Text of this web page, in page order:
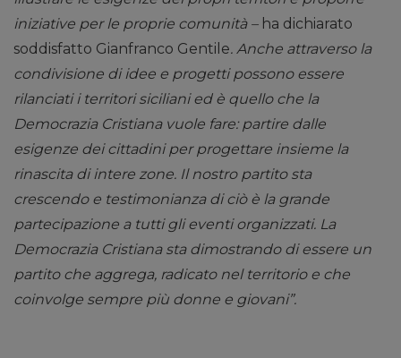
iniziative per le proprie comunità – ha dichiarato
soddisfatto Gianfranco Gentile. Anche attraverso la
condivisione di idee e progetti possono essere
rilanciati i territori siciliani ed è quello che la
Democrazia Cristiana vuole fare: partire dalle
esigenze dei cittadini per progettare insieme la
rinascita di intere zone. Il nostro partito sta
crescendo e testimonianza di ciò è la grande
partecipazione a tutti gli eventi organizzati. La
Democrazia Cristiana sta dimostrando di essere un
partito che aggrega, radicato nel territorio e che
coinvolge sempre più donne e giovani”.